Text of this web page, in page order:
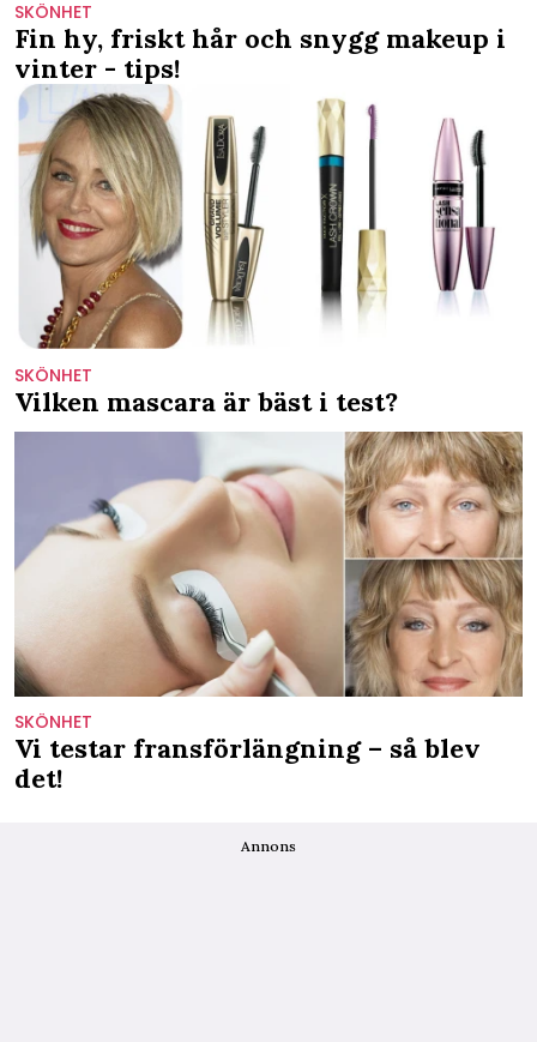
SKÖNHET
Fin hy, friskt hår och snygg makeup i
vinter - tips!
SKÖNHET
Vilken mascara är bäst i test?
SKÖNHET
Vi testar fransförlängning – så blev
det!
Annons